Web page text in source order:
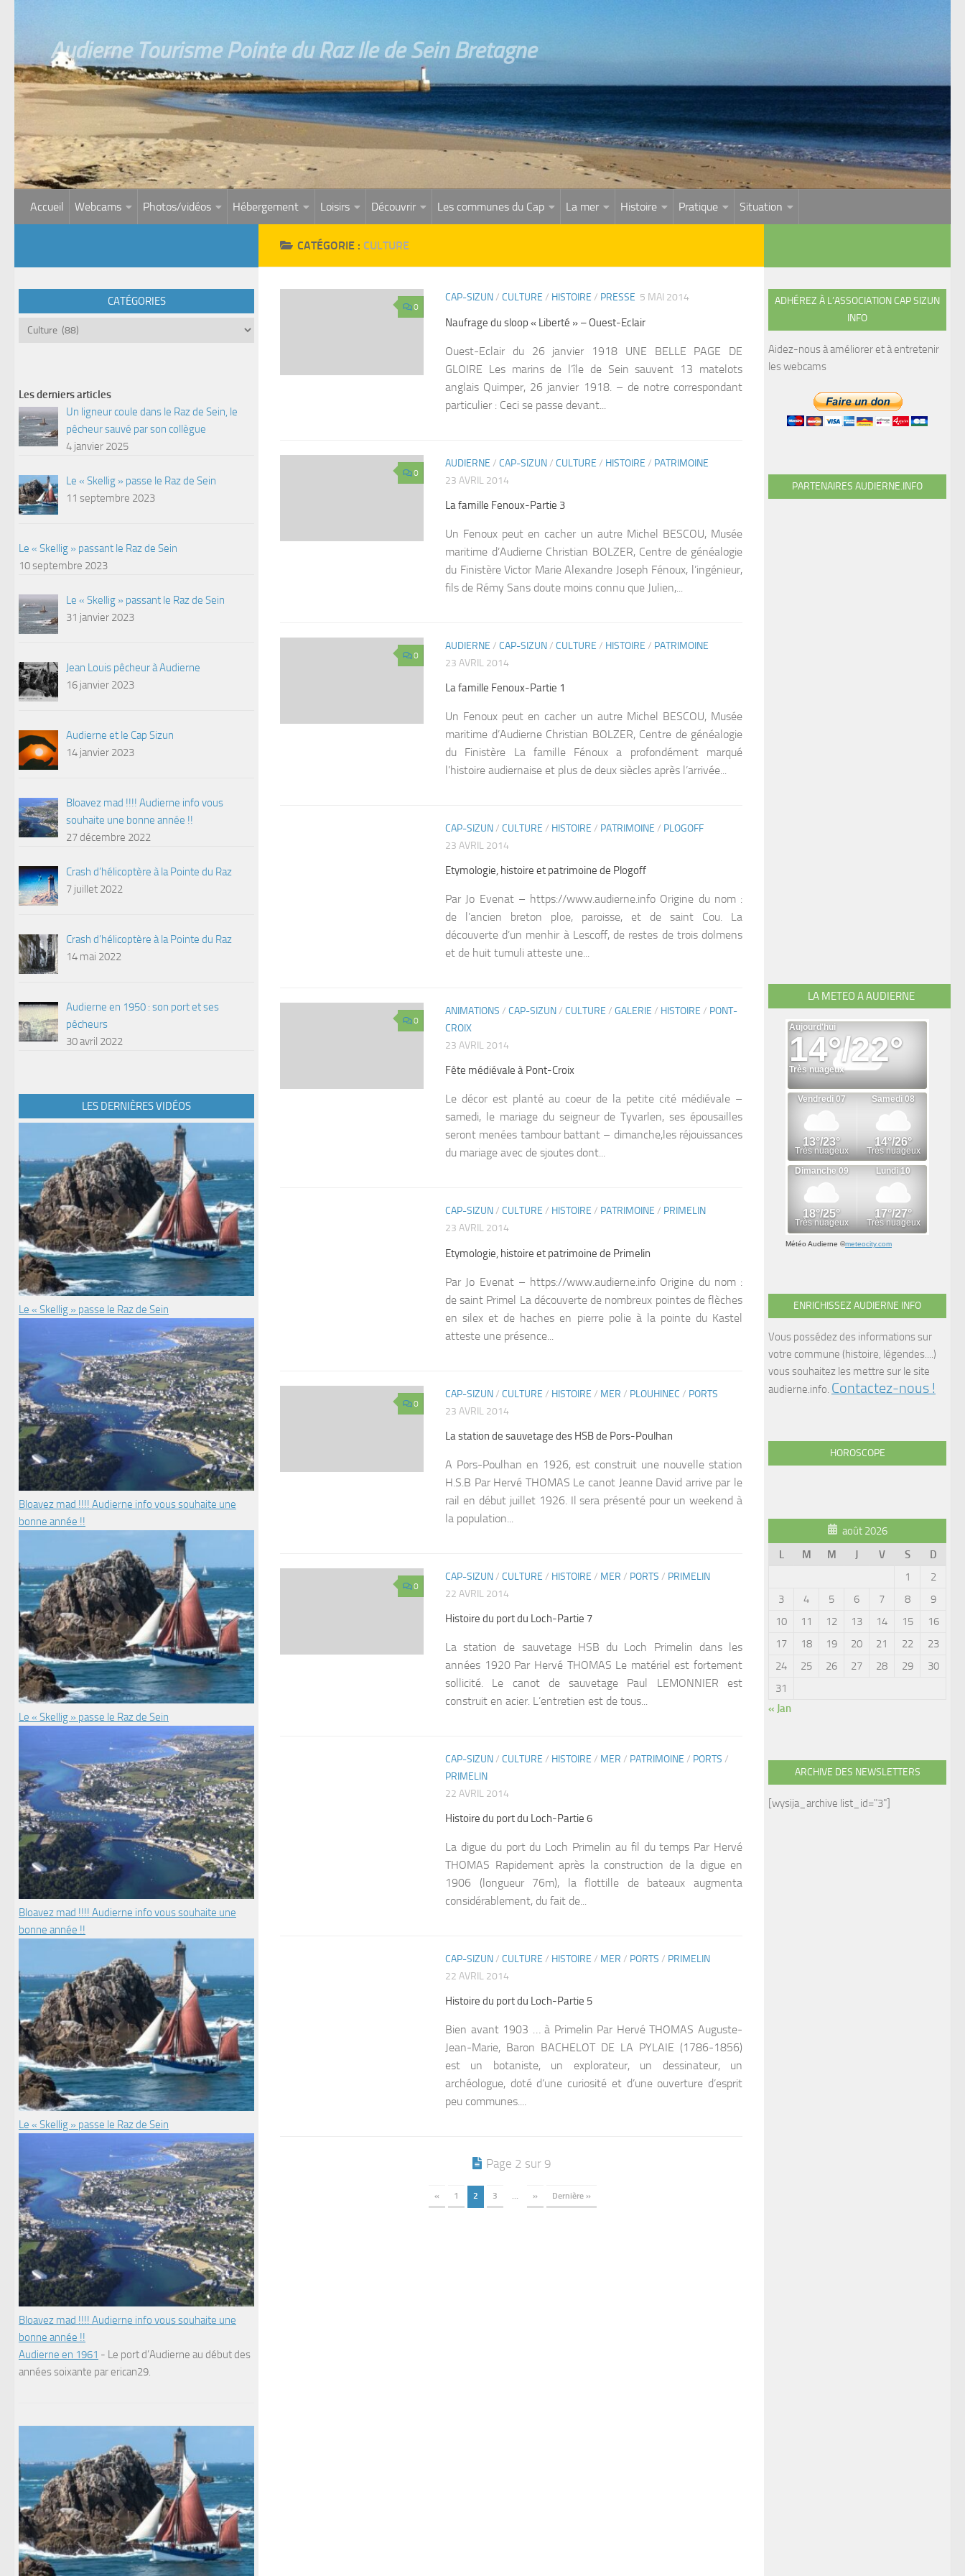
Audierne Tourisme Pointe du Raz Ile de Sein Bretagne
Accueil Webcams Photos/vidéos Hébergement Loisirs Découvrir Les communes du Cap La mer Histoire Pratique Situation
CATÉGORIE : CULTURE
0
CAP-SIZUN/ CULTURE / HISTOIRE / PRESSE 5 MAI 2014
Naufrage du sloop « Liberté » – Ouest-Eclair
Ouest-Eclair du 26 janvier 1918 UNE BELLE PAGE DE
GLOIRE Les marins de l’île de Sein sauvent 13 matelots
anglais Quimper, 26 janvier 1918. – de notre correspondant
particulier : Ceci se passe devant...
0
AUDIERNE / CAP-SIZUN/ CULTURE / HISTOIRE / PATRIMOINE
23 AVRIL 2014
La famille Fenoux-Partie 3
Un Fenoux peut en cacher un autre Michel BESCOU, Musée
maritime d’Audierne Christian BOLZER, Centre de généalogie
du Finistère Victor Marie Alexandre Joseph Fénoux, l’ingénieur,
fils de Rémy Sans doute moins connu que Julien,...
0
AUDIERNE / CAP-SIZUN/ CULTURE / HISTOIRE / PATRIMOINE
23 AVRIL 2014
La famille Fenoux-Partie 1
Un Fenoux peut en cacher un autre Michel BESCOU, Musée
maritime d’Audierne Christian BOLZER, Centre de généalogie
du Finistère La famille Fénoux a profondément marqué
l’histoire audiernaise et plus de deux siècles après l’arrivée...
CAP-SIZUN/ CULTURE / HISTOIRE / PATRIMOINE / PLOGOFF
23 AVRIL 2014
Etymologie, histoire et patrimoine de Plogoff
Par Jo Evenat – https://www.audierne.info Origine du nom :
de l’ancien breton ploe, paroisse, et de saint Cou. La
découverte d’un menhir à Lescoff, de restes de trois dolmens
et de huit tumuli atteste une...
0
ANIMATIONS / CAP-SIZUN/ CULTURE / GALERIE / HISTOIRE / PONT-
CROIX
23 AVRIL 2014
Fête médiévale à Pont-Croix
Le décor est planté au coeur de la petite cité médiévale –
samedi, le mariage du seigneur de Tyvarlen, ses épousailles
seront menées tambour battant – dimanche,les réjouissances
du mariage avec de sjoutes dont...
CAP-SIZUN/ CULTURE / HISTOIRE / PATRIMOINE / PRIMELIN
23 AVRIL 2014
Etymologie, histoire et patrimoine de Primelin
Par Jo Evenat – https://www.audierne.info Origine du nom :
de saint Primel La découverte de nombreux pointes de flèches
en silex et de haches en pierre polie à la pointe du Kastel
atteste une présence...
0
CAP-SIZUN/ CULTURE / HISTOIRE / MER / PLOUHINEC / PORTS
23 AVRIL 2014
La station de sauvetage des HSB de Pors-Poulhan
A Pors-Poulhan en 1926, est construit une nouvelle station
H.S.B Par Hervé THOMAS Le canot Jeanne David arrive par le
rail en début juillet 1926. Il sera présenté pour un weekend à
la population...
0
CAP-SIZUN/ CULTURE / HISTOIRE / MER / PORTS / PRIMELIN
22 AVRIL 2014
Histoire du port du Loch-Partie 7
La station de sauvetage HSB du Loch Primelin dans les
années 1920 Par Hervé THOMAS Le matériel est fortement
sollicité. Le canot de sauvetage Paul LEMONNIER est
construit en acier. L’entretien est de tous...
CAP-SIZUN/ CULTURE / HISTOIRE / MER / PATRIMOINE / PORTS /
PRIMELIN
22 AVRIL 2014
Histoire du port du Loch-Partie 6
La digue du port du Loch Primelin au fil du temps Par Hervé
THOMAS Rapidement après la construction de la digue en
1906 (longueur 76m), la flottille de bateaux augmenta
considérablement, du fait de...
CAP-SIZUN/ CULTURE / HISTOIRE / MER / PORTS / PRIMELIN
22 AVRIL 2014
Histoire du port du Loch-Partie 5
Bien avant 1903 … à Primelin Par Hervé THOMAS Auguste-
Jean-Marie, Baron BACHELOT DE LA PYLAIE (1786-1856)
est un botaniste, un explorateur, un dessinateur, un
archéologue, doté d’une curiosité et d’une ouverture d’esprit
peu communes....
Page 2 sur 9
« 1 2 3 … » Dernière »
CATÉGORIES
Catégories
Les derniers articles
Un ligneur coule dans le Raz de Sein, le
pêcheur sauvé par son collègue
4 janvier 2025
Le « Skellig » passe le Raz de Sein
11 septembre 2023
Le « Skellig » passant le Raz de Sein
10 septembre 2023
Le « Skellig » passant le Raz de Sein
31 janvier 2023
Jean Louis pêcheur à Audierne
16 janvier 2023
Audierne et le Cap Sizun
14 janvier 2023
Bloavez mad !!!! Audierne info vous
souhaite une bonne année !!
27 décembre 2022
Crash d’hélicoptère à la Pointe du Raz
7 juillet 2022
Crash d’hélicoptère à la Pointe du Raz
14 mai 2022
Audierne en 1950 : son port et ses
pêcheurs
30 avril 2022
LES DERNIÈRES VIDÉOS
Le « Skellig » passe le Raz de Sein
Bloavez mad !!!! Audierne info vous souhaite une
bonne année !!
Le « Skellig » passe le Raz de Sein
Bloavez mad !!!! Audierne info vous souhaite une
bonne année !!
Le « Skellig » passe le Raz de Sein
Bloavez mad !!!! Audierne info vous souhaite une
bonne année !!
Audierne en 1961 - Le port d’Audierne au début des
années soixante par erican29.
ADHÉREZ À L’ASSOCIATION CAP SIZUN
INFO
Aidez-nous à améliorer et à entretenir
les webcams
PARTENAIRES AUDIERNE.INFO
LA METEO A AUDIERNE
Météo Audierne ©meteocity.com
ENRICHISSEZ AUDIERNE INFO
Vous possédez des informations sur
votre commune (histoire, légendes....)
vous souhaitez les mettre sur le site
audierne.info. Contactez-nous !
HOROSCOPE
août 2026
L
M M J V S
D
1
2
3
4 5 6 7 8
9
10
11 12 13 14 15
16
17
18 19 20 21 22
23
24
25 26 27 28 29
30
31
« Jan
ARCHIVE DES NEWSLETTERS
[wysija_archive list_id="3"]